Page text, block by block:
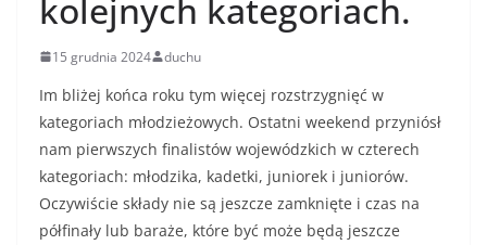
kolejnych kategoriach.
15 grudnia 2024 duchu
Im bliżej końca roku tym więcej rozstrzygnięć w
kategoriach młodzieżowych. Ostatni weekend przyniósł
nam pierwszych finalistów wojewódzkich w czterech
kategoriach: młodzika, kadetki, juniorek i juniorów.
Oczywiście składy nie są jeszcze zamknięte i czas na
półfinały lub baraże, które być może będą jeszcze